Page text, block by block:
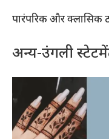
पारंपरिक और क्लासिक
अन्य-उंगली